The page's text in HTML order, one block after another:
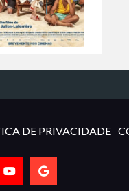
DE PRIVACIDADE